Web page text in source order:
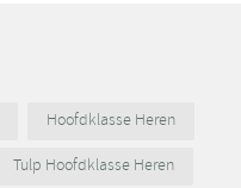
Hoofdklasse Heren
Tulp Hoofdklasse Heren